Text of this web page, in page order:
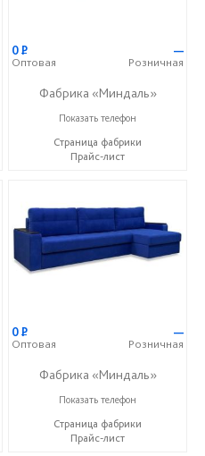
0Р
Оптовая
—
Розничная
Фабрика «Миндаль»
+7 (927) 630-62-82
Показать телефон
Страница фабрики
Прайс-лист
0Р
Оптовая
—
Розничная
Фабрика «Миндаль»
+7 (927) 630-62-82
Показать телефон
Страница фабрики
Прайс-лист